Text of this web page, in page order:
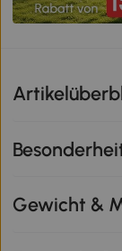
Gewicht &